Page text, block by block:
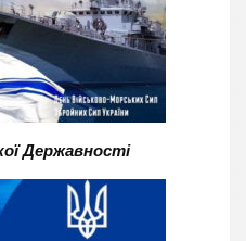
Державності